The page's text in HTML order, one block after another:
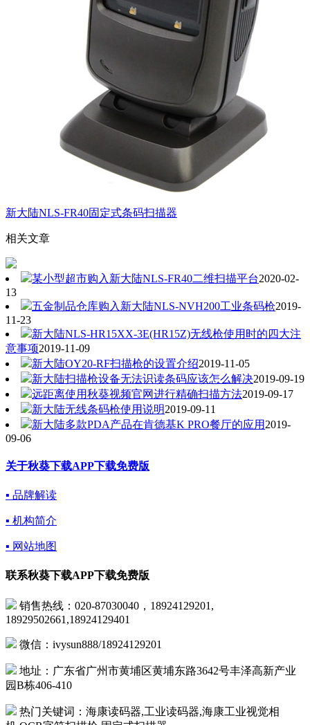
新大陆NLS-FR40固定式条码扫描器
相关文章
某小型超市购入新大陆NLS-FR40二维扫描平台2020-02-
13
五金制品仓库购入新大陆NLS-NVH200工业条码枪2019-
11-23
新大陆NLS-HR15XX-3E(HR15Z)无线枪使用时的四大注
意事项2019-11-09
新大陆OY20-RF扫描枪的设置介绍2019-11-05
新大陆扫描枪设备无法识读条码应该怎么解决2019-09-19
远距离使用秋葵视频官网进行精确扫描方法2019-09-17
新大陆无线条码枪使用说明2019-09-11
新大陆多款PDA产品在肯德基K PRO餐厅的应用 2019-
09-06
关于秋葵下载APP下载免费版
▪ 品牌解读
▪ 机构简介
▪ 网站地图
联系秋葵下载APP下载免费版
销售热线：020-87030040，18924129201,
18929502661,18924129401
微信：ivysun888/18924129201
地址：广东省广州市黄埔区黄埔东路3642号丰泽高新产业
园B栋406-410
热门关键词：海康读码器,工业读码器,海康工业视觉相